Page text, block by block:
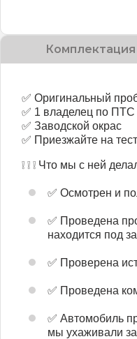
Комплектация
✅ Оригинальный
✅ 1 владелец по ПТС
✅ Заводской окрас
✅ Приезжайте на
❕ ❕ ❕ Что мы с ней
✅ Осмотрен и
✅ Проведена
находится под
✅ Проверена
✅ Проведена
✅ Автомобиль
мы ухаживали